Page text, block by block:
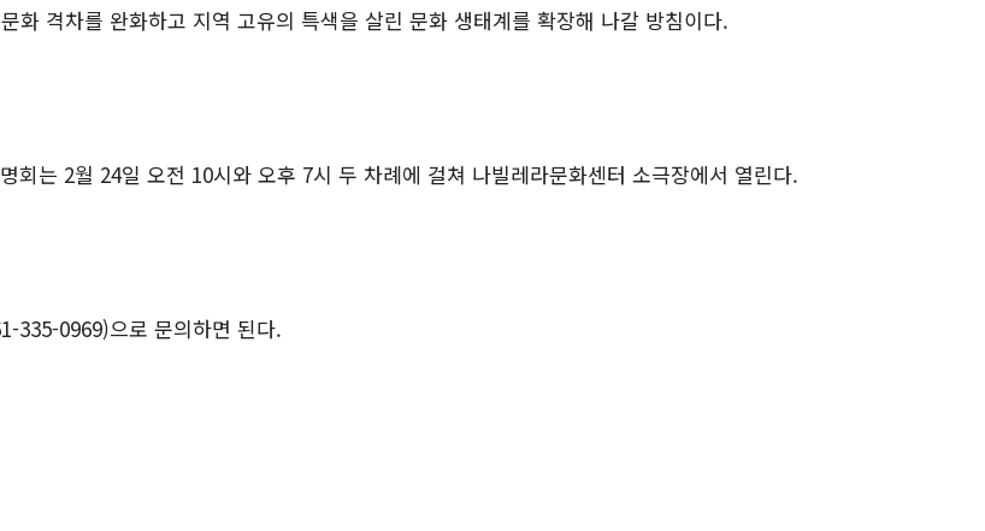
격차를 완화하고 지역 고유의 특색을 살린 문화 생태계를 확장해 나갈 방침이다.
는 2월 24일 오전 10시와 오후 7시 두 차례에 걸쳐 나빌레라문화센터 소극장에서 열린다.
335-0969)으로 문의하면 된다.